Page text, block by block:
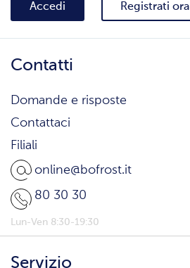
Accedi Registrati ora
Contatti
Domande e risposte
Contattaci
Filiali
online@bofrost.it
80 30 30
Lun-Ven 8:30-19:30
Servizio